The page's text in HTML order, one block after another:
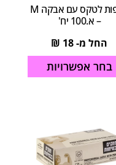
כפפות לטקס עם אבקה M
– א.100 יח'
החל מ-18
₪
בחר אפשרויות